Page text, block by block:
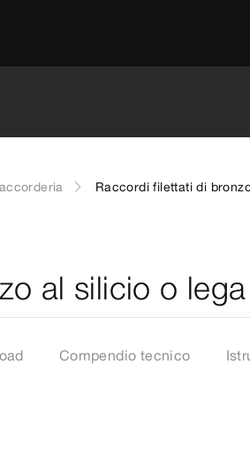
Raccordi filettati di
al silicio o
Compendio tecnico